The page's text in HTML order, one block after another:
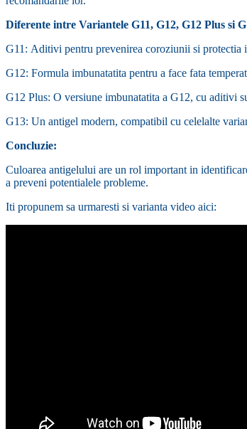
Diferente intre Variantele G11, G12, G12 Plus si
G11: Aditivi pentru prevenirea coroziunii si protectia
G12: Formula imbunatatita pentru a face fata
G12 Plus: O versiune imbunatatita a G12, cu aditivi
G13: Un antigel modern, compatibil cu celelalte
Concluzie:
Culoarea antigelului are un rol important in
a preveni potentialele probleme.
Iti propunem sa urmaresti si varianta video aici: